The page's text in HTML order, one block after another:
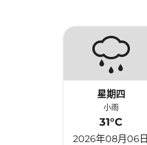
星期四
小雨
31°C
2026年08月06日